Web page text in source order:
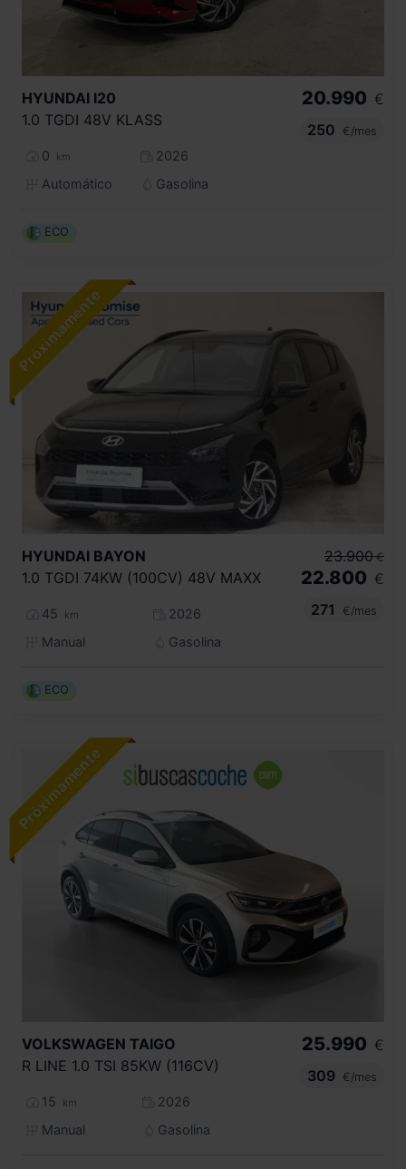
HYUNDAI I20
1.0 TGDI 48V KLASS
0 km
2026
Automático
Gasolina
20.990 €
250
€/mes
ECO
HYUNDAI BAYON
1.0 TGDI 74KW (100CV) 48V MAXX
45 km
2026
Manual
Gasolina
23.900 €
22.800 €
271
€/mes
ECO
VOLKSWAGEN TAIGO
R LINE 1.0 TSI 85KW (116CV)
15 km
2026
Manual
Gasolina
25.990 €
309
€/mes